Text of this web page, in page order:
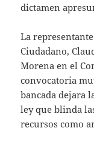
dictamen
La
Ciudadano,
Morena en el
convocatoria
bancada dejara
ley que blinda
recursos como